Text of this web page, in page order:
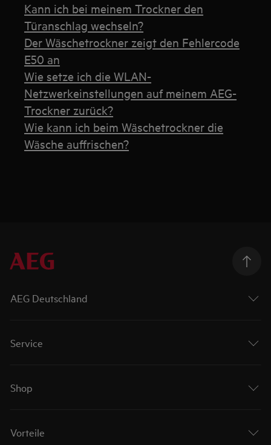
Kann ich bei meinem Trockner den
Türanschlag wechseln?
Der Wäschetrockner zeigt den Fehlercode
E50 an
Wie setze ich die WLAN-
Netzwerkeinstellungen auf meinem AEG-
Trockner zurück?
Wie kann ich beim Wäschetrockner die
Wäsche auffrischen?
AEG Deutschland
Service
Shop
Vorteile